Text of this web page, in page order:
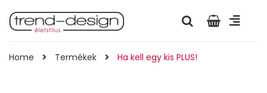
Home Termékek Ha kell egy kis PLUS!